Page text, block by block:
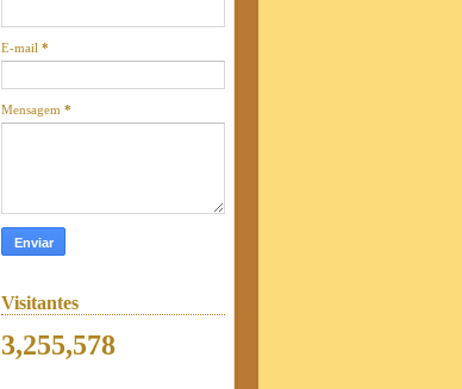
E-mail *
Mensagem *
Visitantes
3,255,578